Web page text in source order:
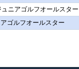
ニアゴルフオールスター
ゴルフオールスター